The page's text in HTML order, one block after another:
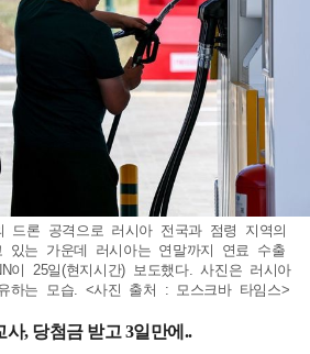
드론 공격으로 러시아 전국과 점령 지역의
있는 가운데 러시아는 연말까지 연료 수출
이 25일(현지시간) 보도했다. 사진은 러시아
하는 모습. <사진 출처 : 모스크바 타임스>